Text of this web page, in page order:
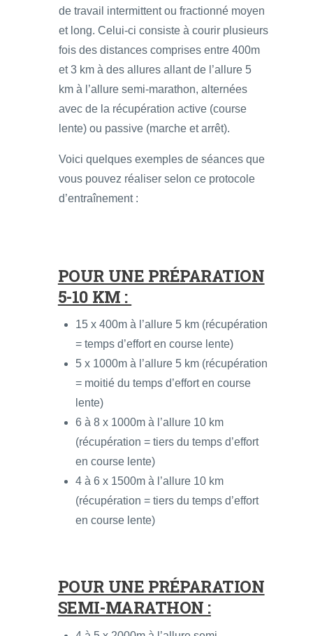
de travail intermittent ou fractionné moyen
et long. Celui-ci consiste à courir plusieurs
fois des distances comprises entre 400m
et 3 km à des allures allant de l’allure 5
km à l’allure semi-marathon, alternées
avec de la récupération active (course
lente) ou passive (marche et arrêt).
Voici quelques exemples de séances que
vous pouvez réaliser selon ce protocole
d’entraînement :
POUR UNE PRÉPARATION
5-10 KM :
15 x 400m à l’allure 5 km (récupération
= temps d’effort en course lente)
5 x 1000m à l’allure 5 km (récupération
= moitié du temps d’effort en course
lente)
6 à 8 x 1000m à l’allure 10 km
(récupération = tiers du temps d’effort
en course lente)
4 à 6 x 1500m à l’allure 10 km
(récupération = tiers du temps d’effort
en course lente)
POUR UNE PRÉPARATION
SEMI-MARATHON :